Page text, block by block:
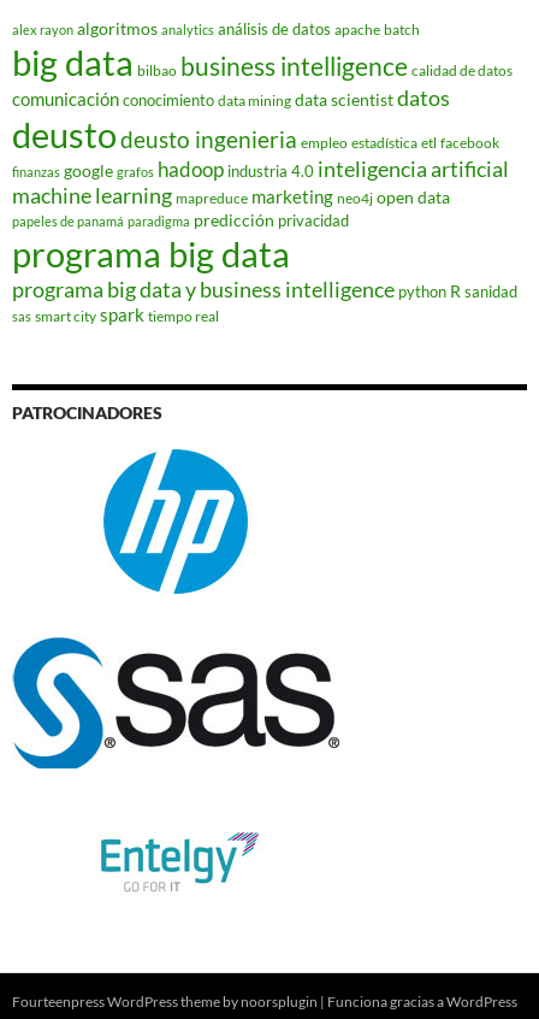
alex rayon algoritmos analytics análisis de datos apache batch
big data bilbao business intelligence calidad de datos
comunicaciónconocimiento data mining data scientistdatos
deustodeusto ingenieria empleo estadística etl facebook
finanzas google grafos hadoop industria 4.0 inteligencia artificial
machine learning mapreduce marketing neo4j open data
papeles de panamá paradigma predicción privacidad
programa big data
programa big data y business intelligence python R sanidad
sas smart city spark tiempo real
PATROCINADORES
Fourteenpress WordPress theme by noorsplugin | Funciona gracias a WordPress